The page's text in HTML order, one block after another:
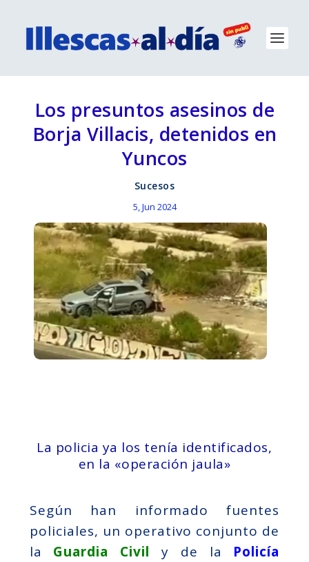
Los presuntos asesinos de
Borja Villacis, detenidos en
Yuncos
Sucesos
5, Jun 2024
La policia ya los tenía identificados,
en la «operación jaula»
Según han informado fuentes
policiales, un operativo conjunto de
la Guardia Civil y de la Policía